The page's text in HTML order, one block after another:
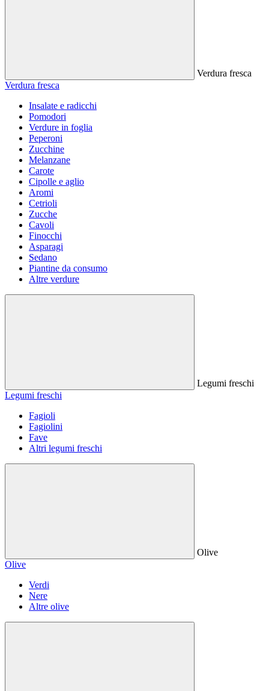
Verdura fresca
Verdura fresca
Insalate e radicchi
Pomodori
Verdure in foglia
Peperoni
Zucchine
Melanzane
Carote
Cipolle e aglio
Aromi
Cetrioli
Zucche
Cavoli
Finocchi
Asparagi
Sedano
Piantine da consumo
Altre verdure
Legumi freschi
Legumi freschi
Fagioli
Fagiolini
Fave
Altri legumi freschi
Olive
Olive
Verdi
Nere
Altre olive